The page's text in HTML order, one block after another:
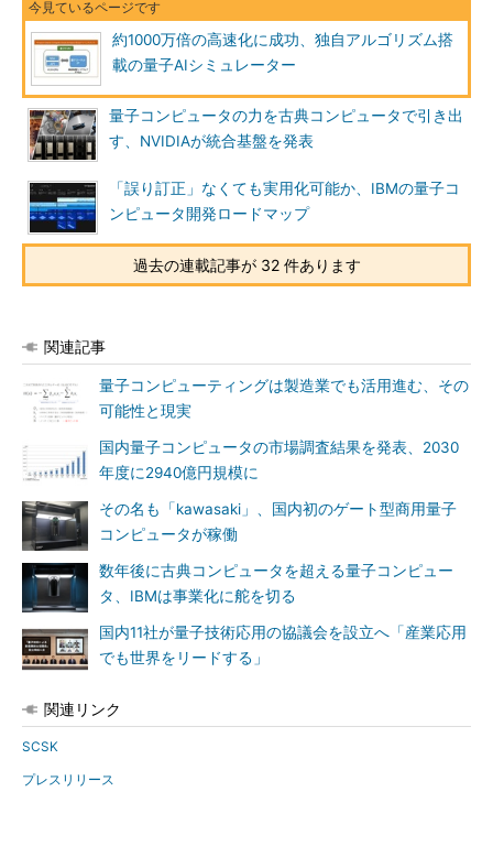
約1000万倍の高速化に成功、独自アルゴリズム搭
載の量子AIシミュレーター
量子コンピュータの力を古典コンピュータで引き出
す、NVIDIAが統合基盤を発表
「誤り訂正」なくても実用化可能か、IBMの量子コ
ンピュータ開発ロードマップ
過去の連載記事が 32 件あります
関連記事
量子コンピューティングは製造業でも活用進む、その
可能性と現実
国内量子コンピュータの市場調査結果を発表、2030
年度に2940億円規模に
その名も「kawasaki」、国内初のゲート型商用量子
コンピュータが稼働
数年後に古典コンピュータを超える量子コンピュー
タ、IBMは事業化に舵を切る
国内11社が量子技術応用の協議会を設立へ「産業応用
でも世界をリードする」
関連リンク
SCSK
プレスリリース